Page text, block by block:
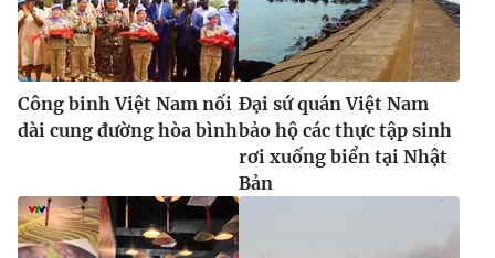
Công binh Việt Nam nối
dài cung đường hòa bình
Đại sứ quán Việt Nam
bảo hộ các thực tập sinh
rơi xuống biển tại Nhật
Bản